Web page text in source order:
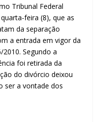
Tribunal Federal
feira (8), que as
da separação
a entrada em vigor da
2010. Segundo a
foi retirada da
do divórcio deixou
ser a vontade dos